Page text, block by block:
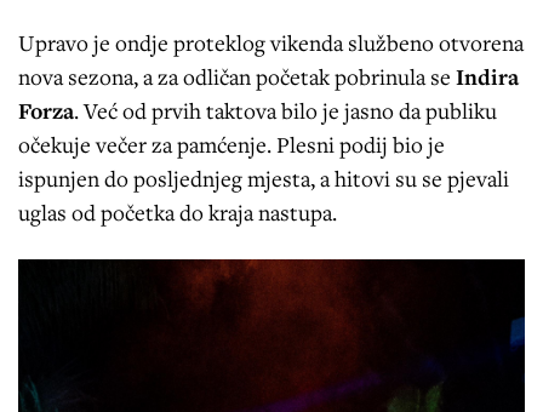
Upravo je ondje proteklog vikenda službeno otvorena
nova sezona, a za odličan početak pobrinula se Indira
Forza. Već od prvih taktova bilo je jasno da publiku
očekuje večer za pamćenje. Plesni podij bio je
ispunjen do posljednjeg mjesta, a hitovi su se pjevali
uglas od početka do kraja nastupa.